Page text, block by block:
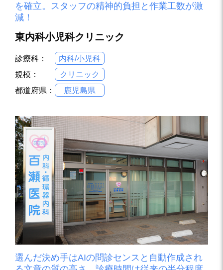
を確立。スタッフの精神的負担と作業工数が激
減！
東内科小児科クリニック
診療科：
内科/小児科
規模：
クリニック
都道府県：
鹿児島県
選んだ決め手はAIの問診センスと自動作成され